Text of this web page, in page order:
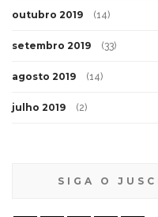
outubro 2019 (14)
setembro 2019 (33)
agosto 2019 (14)
julho 2019 (2)
SIGA O